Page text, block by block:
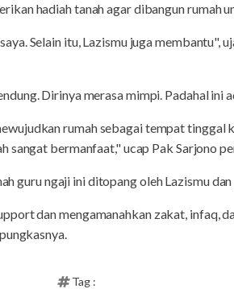
hadiah tanah agar dibangun rumah
Selain itu, Lazismu juga membantu",
Dirinya merasa mimpi. Padahal ini
rumah sebagai tempat tinggal
sangat bermanfaat," ucap Pak Sarjono
guru ngaji ini ditopang oleh Lazismu
dan mengamanahkan zakat, infaq,
Tag :